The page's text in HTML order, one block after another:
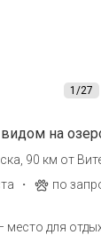
1/27
на
90 км от
· по
место для